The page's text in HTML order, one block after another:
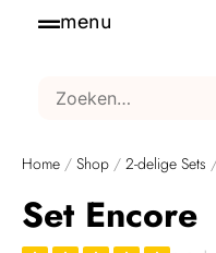
menu
Home / Shop / 2-delige Sets
Set Encore